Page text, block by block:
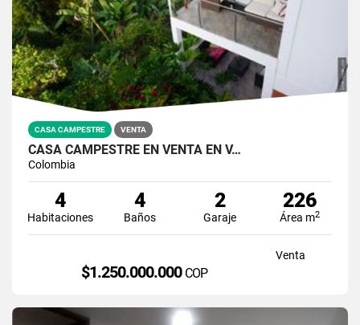
CASA CAMPESTRE VENTA
CASA CAMPESTRE EN VENTA EN V…
Colombia
4
Habitaciones
4
Baños
2
Garaje
226
Área m2
Venta
$1.250.000.000 COP